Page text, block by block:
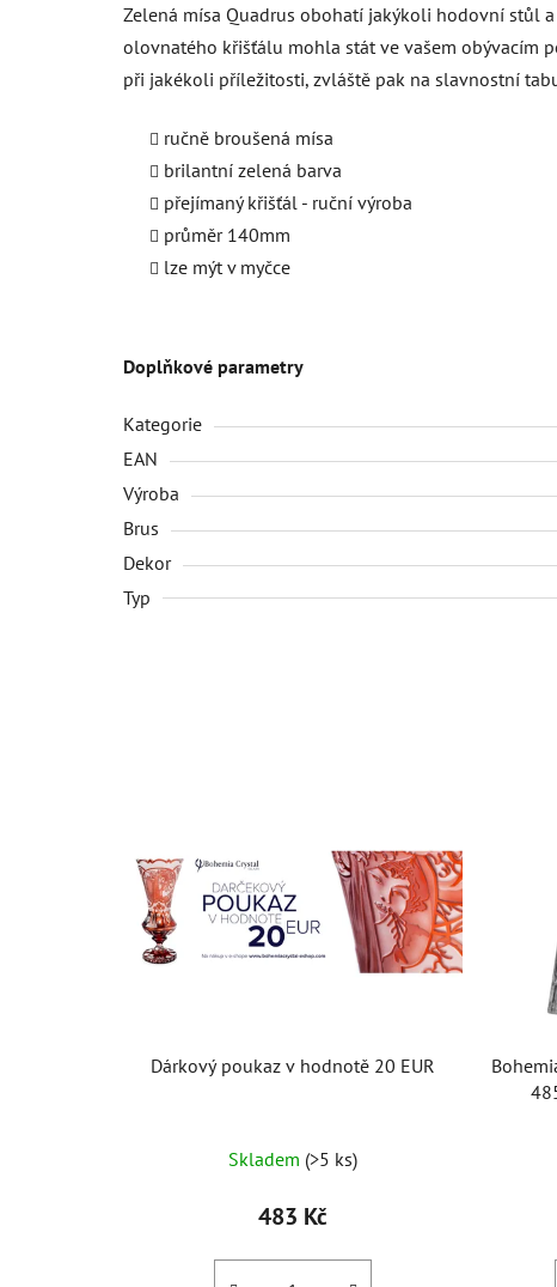
Zelená mísa Quadrus obohatí jakýkoli hodovní stůl
olovnatého křišťálu mohla stát ve vašem obývacím
při jakékoli příležitosti, zvláště pak na slavnostní
ručně broušená mísa
brilantní zelená barva
přejímaný křišťál - ruční výroba
průměr 140mm
lze mýt v myčce
Doplňkové parametry
Kategorie
EAN
Výroba
Brus
Dekor
Typ
Dárkový poukaz v hodnotě 20 EUR
Skladem (>5 ks)
483 Kč